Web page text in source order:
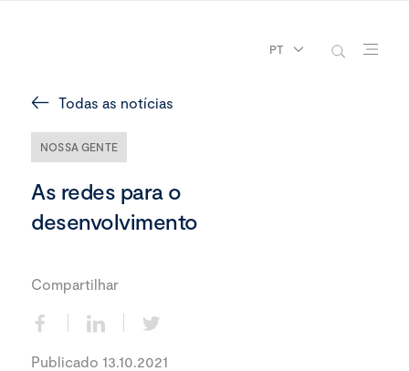
PT
Todas as notícias
NOSSA GENTE
As redes para o
desenvolvimento
Compartilhar
Publicado 13.10.2021